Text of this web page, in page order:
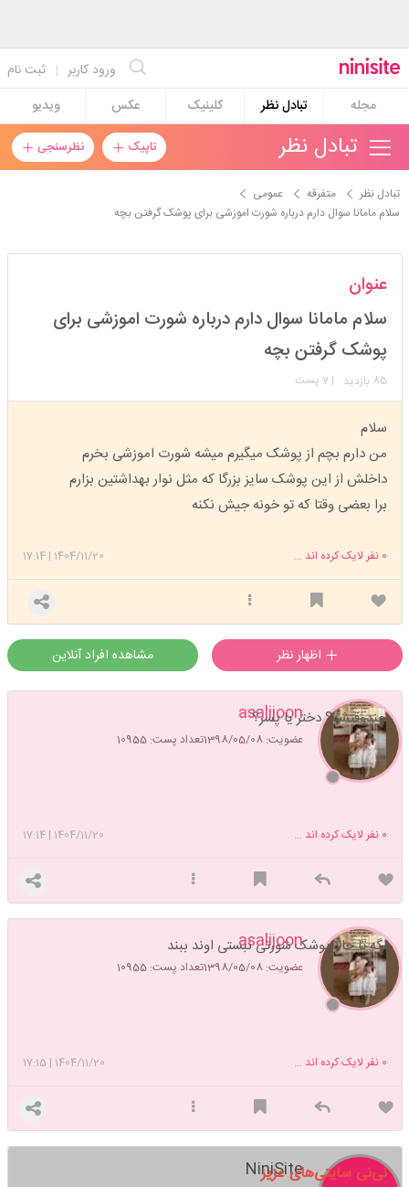
ثبت نام | ورود کاربر
مجله
تبادل نظر کلینیک عکس ویدیو
تاپیک نظرسنجی تبادل نظر
تبادل نظر متفرقه
عمومی
سلام مامانا سوال دارم درباره شورت اموزشی برای پوشک گرفتن بچه
عضویت: 1397/03/03 تعداد پست: 14445
عنوان
سلام مامانا سوال دارم درباره شورت اموزشی برای
پوشک گرفتن بچه
85 بازدید | 7 پست
سلام
من دارم بچم از پوشک میگیرم میشه شورت اموزشی بخرم
داخلش از این پوشک سایز بزرگا که مثل نوار بهداشتین بزارم
برا بعضی وقتا که تو خونه جیش نکنه
1404/11/20
|
17:14 0 نفر لایک کرده اند ...
مشاهده افراد آنلاین
asalijoon
عضویت: 1398/05/08 تعداد پست: 10955
چندوقتشه؟ دختر یا پسر؟
1404/11/20
|
17:14 0 نفر لایک کرده اند ...
asalijoon
عضویت: 1398/05/08 تعداد پست: 10955
اگه تا حالا پوشک شورتی نبستی اوند ببند
1404/11/20
|
17:15 0 نفر لایک کرده اند ...
NiniSite
نی‌نی سایتی‌های عزیز